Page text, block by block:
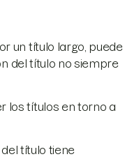
un título largo, puede
del título no siempre
los títulos en torno a
título tiene